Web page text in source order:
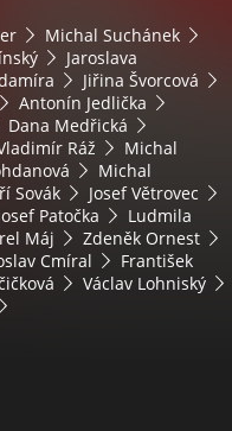
Michal Suchánek
Jaroslava
Jiřina Švorcová
Antonín Jedlička
Dana Medřická
Ráž
Michal
Michal
Sovák
Josef Větrovec
Patočka
Ludmila
Máj
Zdeněk Ornest
Cmíral
František
Václav Lohniský